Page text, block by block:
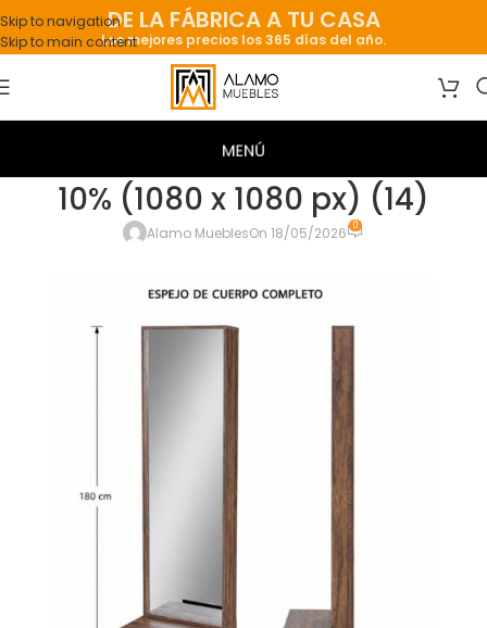
Skip to navigation
Skip to main content
DE LA FÁBRICA A TU CASA
Los mejores precios los 365 días del año.
10% (1080 x 1080 px) (14)
Alamo MueblesOn 18/05/2026 0